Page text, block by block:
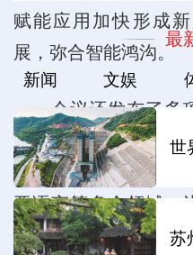
赋能应用加快形成
展，弥合智能鸿沟。
会议还发布了多项
果，进行多个合作项
境、地球大数据、海
亚语言等多个领域，
国家科技创新合作走
最
新闻 文娱
世
苏